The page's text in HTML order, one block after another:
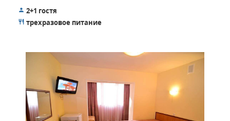
2+1 гостя
трехразовое питание